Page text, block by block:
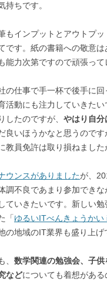
持ちです。
もインプットとアウトプ
です。紙の書籍への敬意は
能力次第ですので頑張っ
の仕事で手一杯で後手に
活動にも注力していきた
したのですが、 やはり自分
良いほうかなと思うので
教員免許は取り損ねました
ウンスがありましたが、
調不良であまり参加でき
ていきたいです。新しい
「ゆるいITべんきょうかい
の地域のIT業界も盛り上げ
、 数学関連の勉強会、子
などについても着想がある